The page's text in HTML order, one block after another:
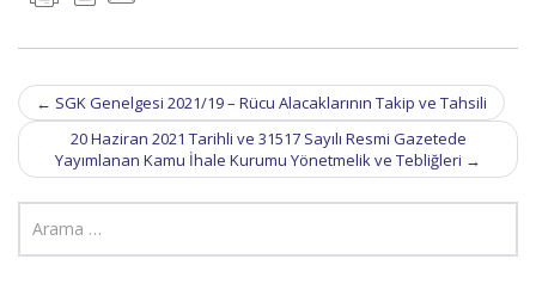
Post
navigation
← SGK Genelgesi 2021/19 – Rücu Alacaklarının Takip ve Tahsili
20 Haziran 2021 Tarihli ve 31517 Sayılı Resmi Gazetede
Yayımlanan Kamu İhale Kurumu Yönetmelik ve Tebliğleri →